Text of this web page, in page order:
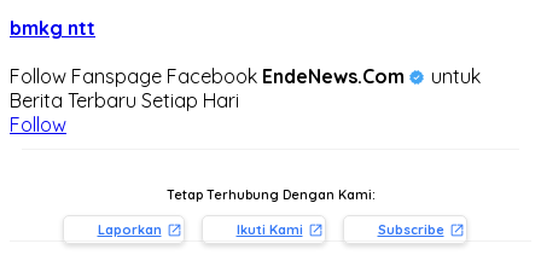
bmkg ntt
Follow Fanspage Facebook EndeNews.Com
untuk
Berita Terbaru Setiap Hari
Follow
Tetap Terhubung Dengan Kami:
Laporkan Ikuti Kami Subscribe